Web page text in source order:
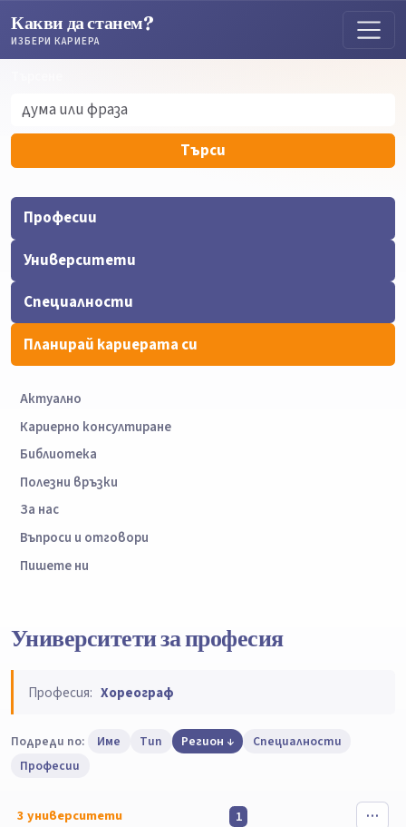
Какви да станем?
ИЗБЕРИ КАРИЕРА
Търси
Професии
Университети
Специалности
Планирай кариерата си
Актуално
Кариерно консултиране
Библиотека
Полезни връзки
За нас
Въпроси и отговори
Пишете ни
Университети за професия
Професия: Хореограф
Подреди по: Име Тип Регион
Специалности
Професии
3университети 1